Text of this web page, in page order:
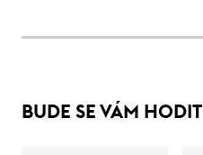
BUDE SE VÁM HODIT